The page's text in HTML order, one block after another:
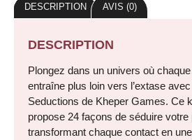
DESCRIPTION AVIS (0)
DESCRIPTION
Plongez dans un univers où
entraîne plus loin vers l’extase
Seductions de Kheper Games. Ce
propose 24 façons de séduire votre
transformant chaque contact en